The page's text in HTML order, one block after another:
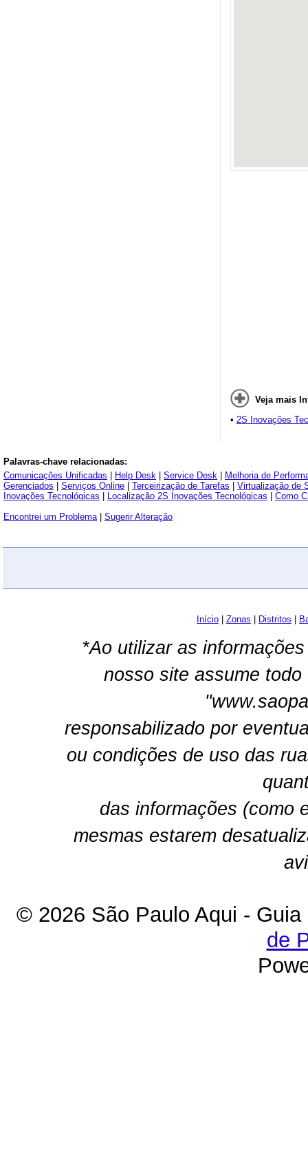
Veja mais
• 2S Inovações
Palavras-chave relacionadas:
Comunicações Unificadas
Help Desk Service Desk
Melhoria de
Gerenciados
Serviços Online Terceirização de Tarefas
Virtualização de
Inovações Tecnológicas
Localização 2S Inovações Tecnológicas
Como
Encontrei um Problema| Sugerir Alteração
Início Zonas Distritos
*Ao utilizar as
nosso site assume
responsabilizado por
ou condições de uso das
das informações (como
mesmas estarem
© 2026 São Paulo Aqui -
de